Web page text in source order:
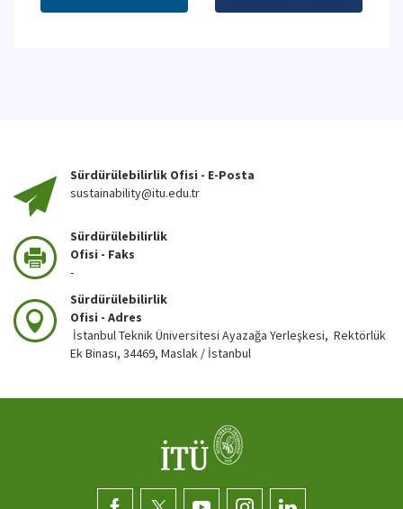
Sürdürülebilirlik Ofisi - E-Posta
sustainability@itu.edu.tr
Sürdürülebilirlik
Ofisi - Faks
-
Sürdürülebilirlik
Ofisi - Adres
İstanbul Teknik Üniversitesi Ayazağa Yerleşkesi, Rektörlük
Ek Binası, 34469, Maslak / İstanbul